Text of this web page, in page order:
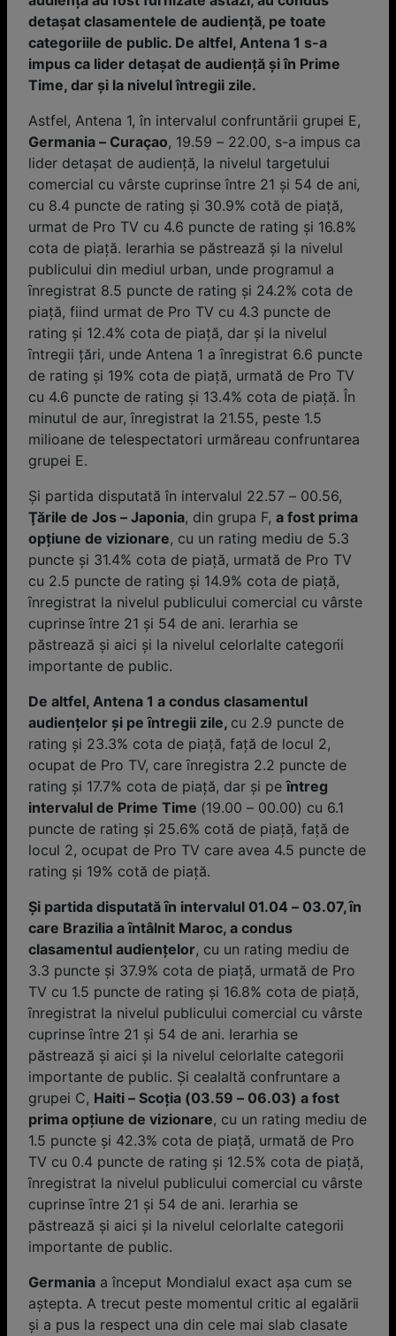
detașat clasamentele de audienţă, pe toate
categoriile de public. De altfel, Antena 1 s-a
impus ca lider detaşat de audiență şi în Prime
Time, dar şi la nivelul întregii zile.
Astfel, Antena 1, în intervalul confruntării grupei E,
Germania – Curaçao, 19.59 – 22.00, s-a impus ca
lider detaşat de audiență, la nivelul targetului
comercial cu vârste cuprinse între 21 şi 54 de ani,
cu 8.4 puncte de rating şi 30.9% cotă de piață,
urmat de Pro TV cu 4.6 puncte de rating şi 16.8%
cota de piață. Ierarhia se păstrează și la nivelul
publicului din mediul urban, unde programul a
ȋnregistrat 8.5 puncte de rating și 24.2% cota de
piaţă, fiind urmat de Pro TV cu 4.3 puncte de
rating și 12.4% cota de piaţă, dar și la nivelul
ȋntregii ţări, unde Antena 1 a ȋnregistrat 6.6 puncte
de rating și 19% cota de piaţă, urmată de Pro TV
cu 4.6 puncte de rating și 13.4% cota de piaţă. În
minutul de aur, ȋnregistrat la 21.55, peste 1.5
milioane de telespectatori urmăreau confruntarea
grupei E.
Şi partida disputată în intervalul 22.57 – 00.56,
Ţările de Jos – Japonia, din grupa F, a fost prima
opţiune de vizionare, cu un rating mediu de 5.3
puncte și 31.4% cota de piaţă, urmată de Pro TV
cu 2.5 puncte de rating și 14.9% cota de piaţă,
ȋnregistrat la nivelul publicului comercial cu vârste
cuprinse ȋntre 21 și 54 de ani. Ierarhia se
păstrează și aici și la nivelul celorlalte categorii
importante de public.
De altfel, Antena 1 a condus clasamentul
audienţelor și pe ȋntregii zile, cu 2.9 puncte de
rating și 23.3% cota de piaţă, faţă de locul 2,
ocupat de Pro TV, care ȋnregistra 2.2 puncte de
rating și 17.7% cota de piaţă, dar și peȋntreg
intervalul de Prime Time (19.00 – 00.00) cu 6.1
puncte de rating și 25.6% cotă de piață, față de
locul 2, ocupat de Pro TV care avea 4.5 puncte de
rating și 19% cotă de piață.
Şi partida disputată ȋn intervalul 01.04 – 03.07, ȋn
care Brazilia a ȋntâlnit Maroc, a condus
clasamentul audiențelor, cu un rating mediu de
3.3 puncte și 37.9% cota de piaţă, urmată de Pro
TV cu 1.5 puncte de rating și 16.8% cota de piaţă,
ȋnregistrat la nivelul publicului comercial cu vârste
cuprinse ȋntre 21 și 54 de ani. Ierarhia se
păstrează și aici și la nivelul celorlalte categorii
importante de public. Şi cealaltă confruntare a
grupei C, Haiti – Scoția (03.59 – 06.03) a fost
prima opţiune de vizionare, cu un rating mediu de
1.5 puncte și 42.3% cota de piaţă, urmată de Pro
TV cu 0.4 puncte de rating și 12.5% cota de piaţă,
ȋnregistrat la nivelul publicului comercial cu vârste
cuprinse ȋntre 21 și 54 de ani. Ierarhia se
păstrează și aici și la nivelul celorlalte categorii
importante de public.
Germaniaa început Mondialul exact aşa cum se
aştepta. A trecut peste momentul critic al egalării
şi a pus la respect una din cele mai slab clasate